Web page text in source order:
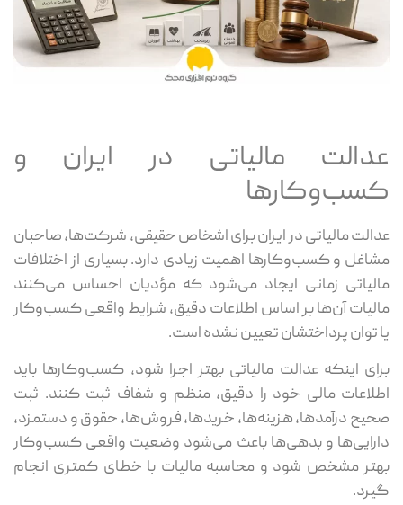
عدالت مالیاتی در ایران و
کسب‌وکارها
عدالت مالیاتی در ایران برای اشخاص حقیقی، شرکت‌ها، صاحبان
مشاغل و کسب‌وکارها اهمیت زیادی دارد. بسیاری از اختلافات
مالیاتی زمانی ایجاد می‌شود که مؤدیان احساس می‌کنند
مالیات آن‌ها بر اساس اطلاعات دقیق، شرایط واقعی کسب‌وکار
یا توان پرداختشان تعیین نشده است.
برای اینکه عدالت مالیاتی بهتر اجرا شود، کسب‌وکارها باید
اطلاعات مالی خود را دقیق، منظم و شفاف ثبت کنند. ثبت
صحیح درآمدها، هزینه‌ها، خریدها، فروش‌ها، حقوق و دستمزد،
دارایی‌ها و بدهی‌ها باعث می‌شود وضعیت واقعی کسب‌وکار
بهتر مشخص شود و محاسبه مالیات با خطای کمتری انجام
گیرد.